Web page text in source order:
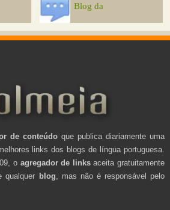
Blog da
de conteúdo que publica diariamente uma
links dos blogs de língua portuguesa.
o agregador de linksaceita gratuitamente
qualquer blog , mas não é responsável pelo